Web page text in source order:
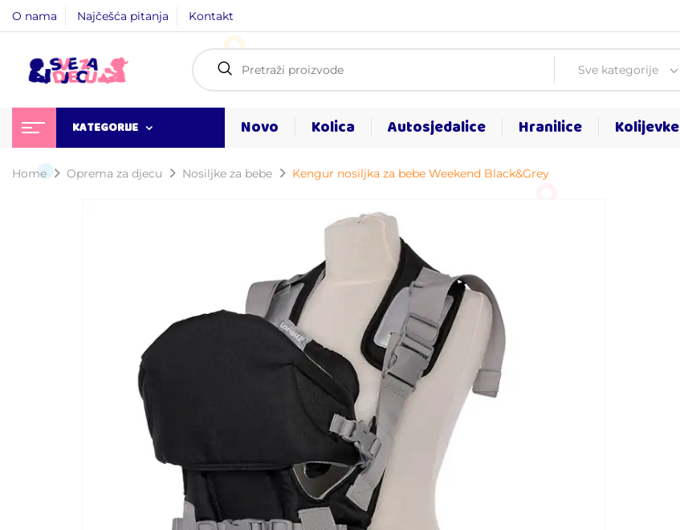
O nama Najčešća pitanja Kontakt
Sve kategorije
KATEGORIJE Novo Kolica Autosjedalice Hranilice Kolijevke
Home Oprema za djecu Nosiljke za bebe Kengur nosiljka za bebe Weekend Black&Grey